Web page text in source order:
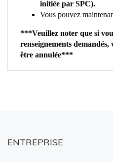
initiée par SPC).
Vous pouvez
***Veuillez noter que si
renseignements
être annulée***
ENTREPRISE